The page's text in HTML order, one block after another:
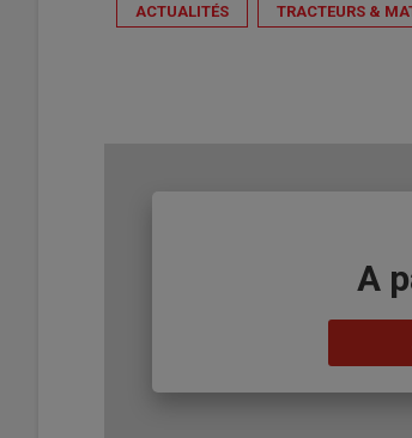
ACTUALITÉS TRACTEURS &
A